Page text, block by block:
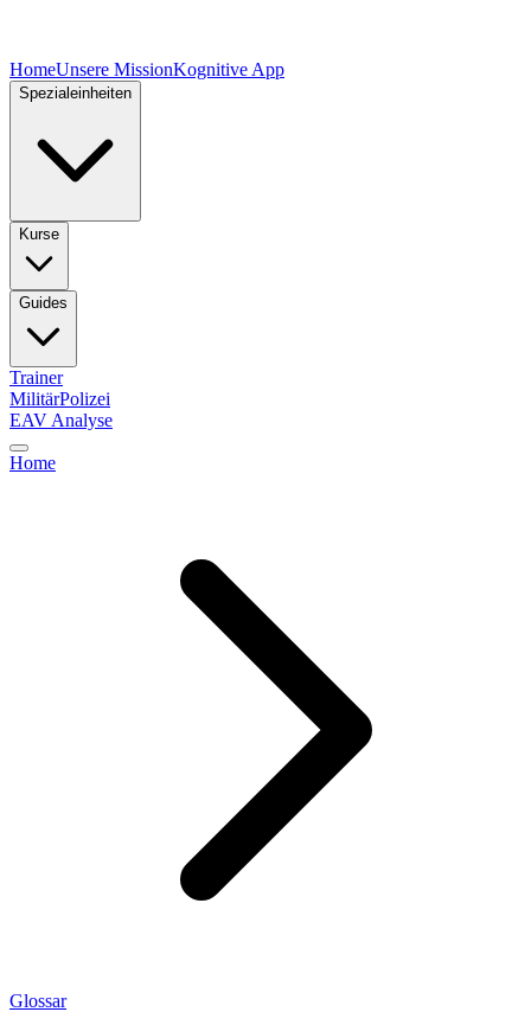
HomeUnsere MissionKognitive App
Spezialeinheiten
Kurse
Guides
Trainer
MilitärPolizei
EAV Analyse
Home
Glossar